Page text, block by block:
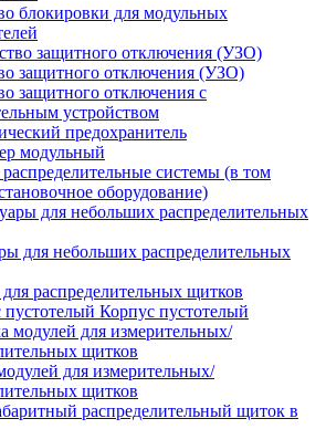
блокировки для модульных
защитного отключения (УЗО)
защитного отключения с
устройством
предохранитель
модульный
системы (в том
оборудование)
для небольших распределительных
распределительных щитков
Корпус пустотелый
для измерительных/
щитков